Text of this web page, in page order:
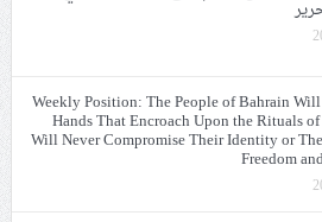
Weekly Position: The People of Bahrain
Hands That Encroach Upon the Rituals
Will Never Compromise Their Identity or
Freedom